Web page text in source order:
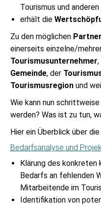
Tourismus und
erhält die
Zu den möglichen
einerseits einzelne/
Tourismusunternehmer
Gemeinde, der
Tourismusregionund
Wie kann nun
werden? Was ist zu tun,
Hier ein Überblick über
Bedarfsanalyse und
Klärung des
Bedarfs an fehlenden
Mitarbeitende im
Identifikation von